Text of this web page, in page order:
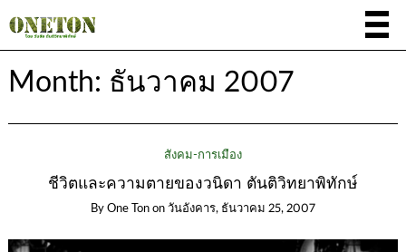
Month: ธันวาคม 2007
สังคม-การเมือง
ชีวิตและความตายของวนิดา ตันติวิทยาพิทักษ์
By One Ton on วันอังคาร, ธันวาคม 25, 2007